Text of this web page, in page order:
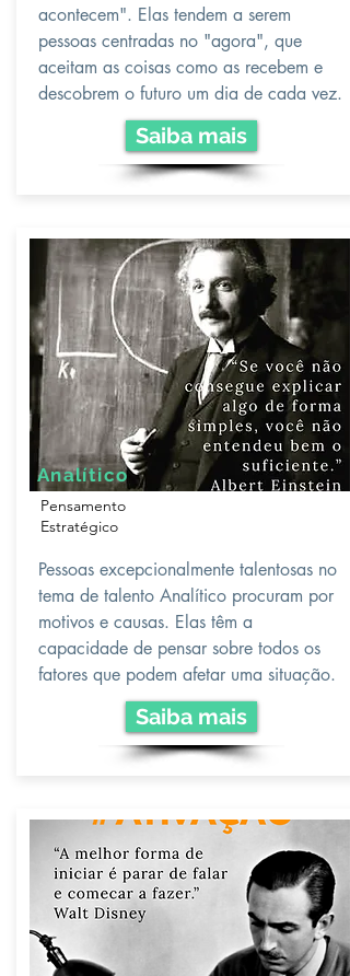
acontecem". Elas tendem a serem
pessoas centradas no "agora", que
aceitam as coisas como as recebem e
descobrem o futuro um dia de cada vez.
Saiba mais
Analítico
Pensamento
Estratégico
Pessoas excepcionalmente talentosas no
tema de talento Analítico procuram por
motivos e causas. Elas têm a
capacidade de pensar sobre todos os
fatores que podem afetar uma situação.
Saiba mais